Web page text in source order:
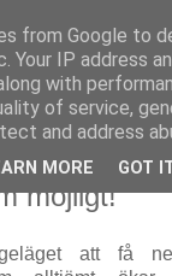
löna sig att
möjligt!
att få
from Google to
Your IP address
with
of service,
and address
MORE GOT